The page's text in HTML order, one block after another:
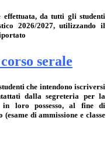
effettuata, da tutti gli studenti
2026/2027, utilizzando il
serale
che intendono iscriversi
dalla segreteria per la
in loro possesso, al fine di
di ammissione e classe